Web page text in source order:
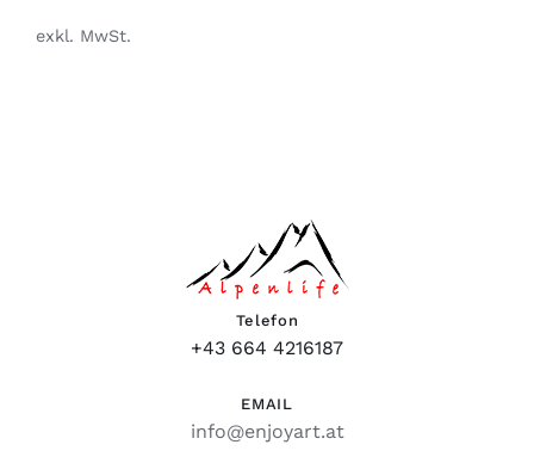
exkl. MwSt.
Telefon
+43 664 4216187
EMAIL
info@enjoyart.at